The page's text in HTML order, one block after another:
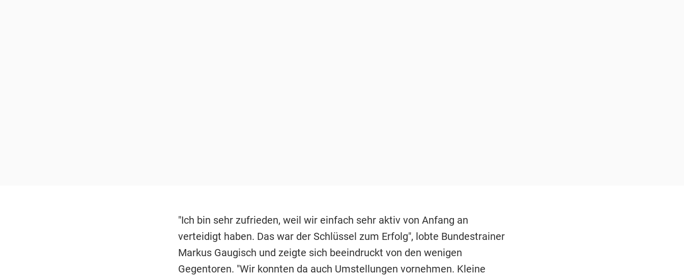
"Ich bin sehr zufrieden, weil wir einfach sehr aktiv von Anfang an
verteidigt haben. Das war der Schlüssel zum Erfolg", lobte Bundestrainer
Markus Gaugisch und zeigte sich beeindruckt von den wenigen
Gegentoren. "Wir konnten da auch Umstellungen vornehmen. Kleine